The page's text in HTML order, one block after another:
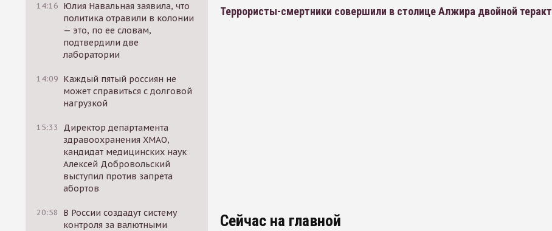
14:16 Юлия Навальная заявила, что
политика отравили в колонии
— это, по ее словам,
подтвердили две
лаборатории
14:09 Каждый пятый россиян не
может справиться с долговой
нагрузкой
15:33
Директор департамента
здравоохранения ХМАО,
кандидат медицинских наук
Алексей Добровольский
выступил против запрета
абортов
20:58
В России создадут систему
контроля за валютными
Террористы-смертники совершили в столице Алжира двойной теракт
Сейчас на главной